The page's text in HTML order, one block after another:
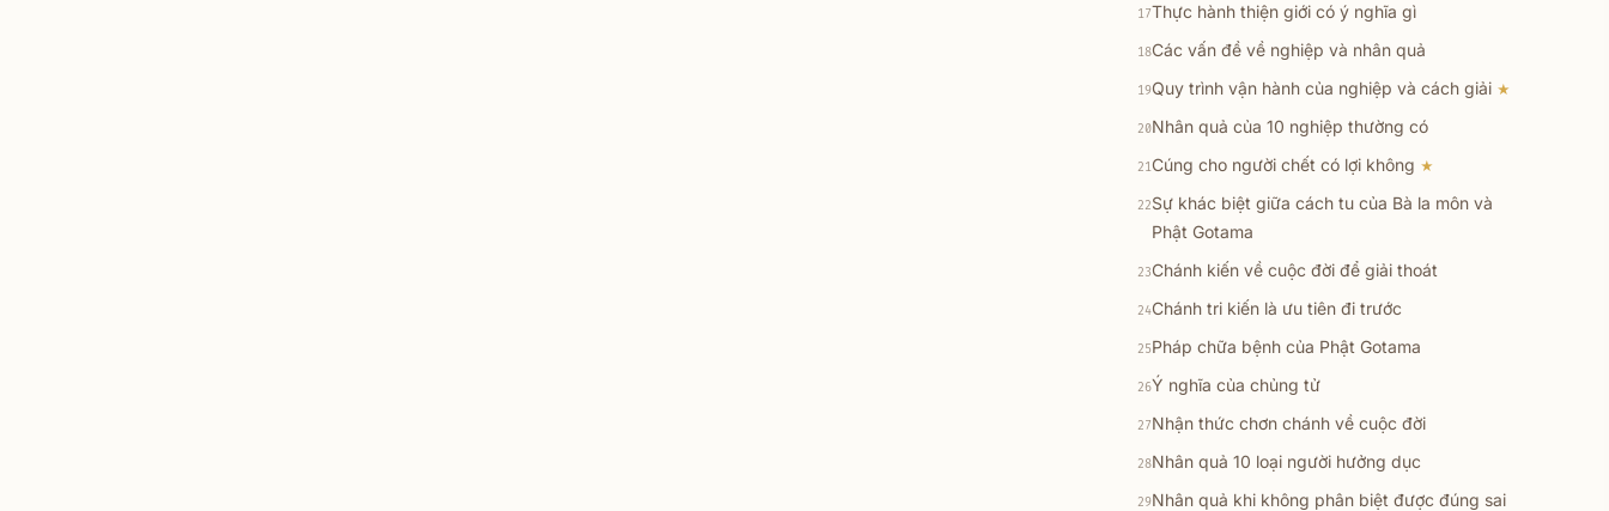
17Thực hành thiện giới có ý nghĩa gì
18Các vấn đề về nghiệp và nhân quả
19Quy trình vận hành của nghiệp và cách giải ★
20Nhân quả của 10 nghiệp thường có
21Cúng cho người chết có lợi không ★
22Sự khác biệt giữa cách tu của Bà la môn và
Phật Gotama
23Chánh kiến về cuộc đời để giải thoát
24Chánh tri kiến là ưu tiên đi trước
25Pháp chữa bệnh của Phật Gotama
26Ý nghĩa của chủng tử
27Nhận thức chơn chánh về cuộc đời
28Nhân quả 10 loại người hưởng dục
29Nhân quả khi không phân biệt được đúng sai